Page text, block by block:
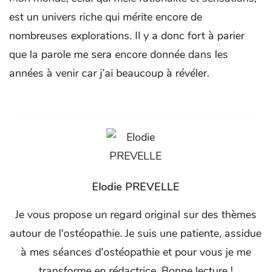
est un univers riche qui mérite encore de
nombreuses explorations. Il y a donc fort à parier
que la parole me sera encore donnée dans les
années à venir car j’ai beaucoup à révéler.
Elodie PREVELLE
Je vous propose un regard original sur des thèmes
autour de l'ostéopathie. Je suis une patiente, assidue
à mes séances d'ostéopathie et pour vous je me